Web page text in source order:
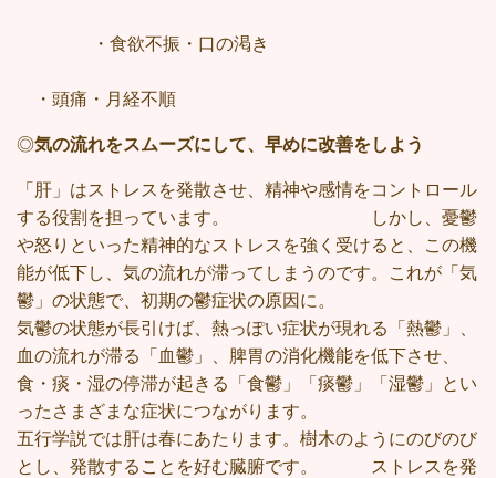
・食欲不振・口の渇き
・頭痛・月経不順
◎気の流れをスムーズにして、早めに改善をしよう
「肝」はストレスを発散させ、精神や感情をコントロール
する役割を担っています。 しかし、憂鬱
や怒りといった精神的なストレスを強く受けると、この機
能が低下し、気の流れが滞ってしまうのです。これが「気
鬱」の状態で、初期の鬱症状の原因に。
気鬱の状態が長引けば、熱っぽい症状が現れる「熱鬱」、
血の流れが滞る「血鬱」、脾胃の消化機能を低下させ、
食・痰・湿の停滞が起きる「食鬱」「痰鬱」「湿鬱」とい
ったさまざまな症状につながります。
五行学説では肝は春にあたります。樹木のようにのびのび
とし、発散することを好む臓腑です。 ストレスを発